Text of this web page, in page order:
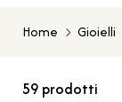
Home Gioielli
59 prodotti